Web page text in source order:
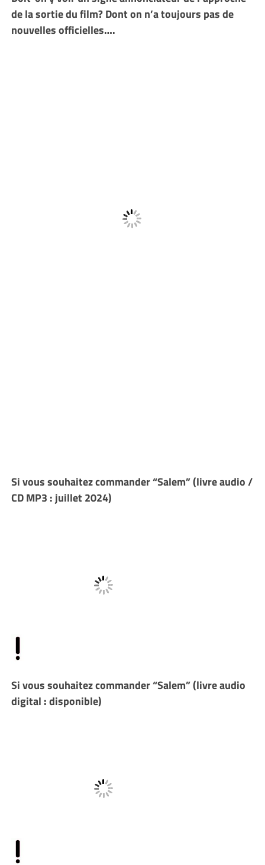
de la sortie du film? Dont on n’a toujours pas de
nouvelles officielles….
Si vous souhaitez commander “Salem” (livre audio /
CD MP3 : juillet 2024)
Si vous souhaitez commander “Salem” (livre audio
digital : disponible)